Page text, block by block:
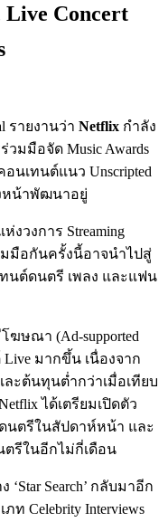
Live Concert
รายงานว่า Netflix กำลัง
วมมือจัด Music Awards
อนเทนต์แนว Unscripted
หน้าพัฒนาอยู่
วงการ Streaming
มมือกันครั้งนี้อาจนำไปสู่
นต์ดนตรี เพลง และแฟน
ษณา (Ad-supported
มากขึ้น เนื่องจาก
ละต้นทุนต่ำกว่าเมื่อเทียบ
ได้เตรียมเปิดตัว
ดนตรีในสัปดาห์หน้า และ
รีในอีกไม่กี่เดือน
Search’ กลับมาอีก
ท Celebrity Interviews